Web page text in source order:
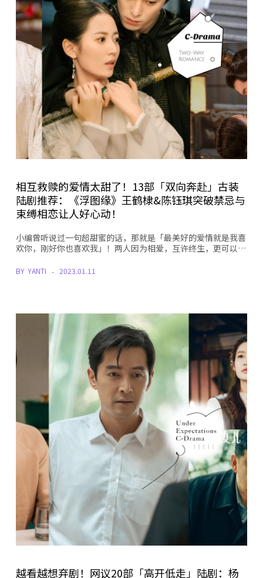
相互救赎的爱情太甜了！13部「双向奔赴」古装
陆剧推荐：《浮图缘》王鹤棣&陈钰琪突破禁忌与
束缚相恋让人好心动！
小编曾听说过一句超甜蜜的话，那就是「最美好的爱情就是我喜
欢你，刚好你也喜欢我」！两人因为相爱，互许终生，更可以…
BY YANTI 2023.01.11
越看越想弃剧！网议20部「高开低走」陆剧：杨